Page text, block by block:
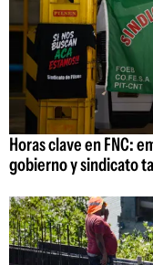
Horas clave en FNC:
gobierno y sindicato